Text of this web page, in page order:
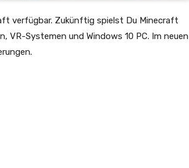
verfügbar. Zukünftig spielst Du Minecraft
Systemen und Windows 10 PC. Im neuen